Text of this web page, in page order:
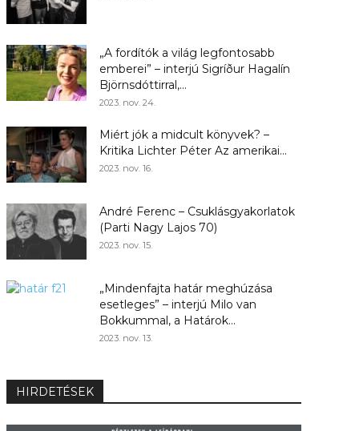
„A fordítók a világ legfontosabb
emberei” – interjú Sigríður Hagalín
Björnsdóttirral,...
2023. nov. 24.
Miért jók a midcult könyvek? –
Kritika Lichter Péter Az amerikai...
2023. nov. 16.
André Ferenc – Csuklásgyakorlatok
(Parti Nagy Lajos 70)
2023. nov. 15.
„Mindenfajta határ meghúzása
esetleges” – interjú Milo van
Bokkummal, a Határok...
2023. nov. 13.
HIRDETÉSEK